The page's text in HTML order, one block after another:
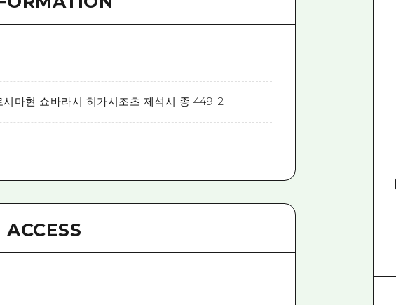
시마현 쇼바라시 히가시조초 제석시 종 449-2
ACCESS